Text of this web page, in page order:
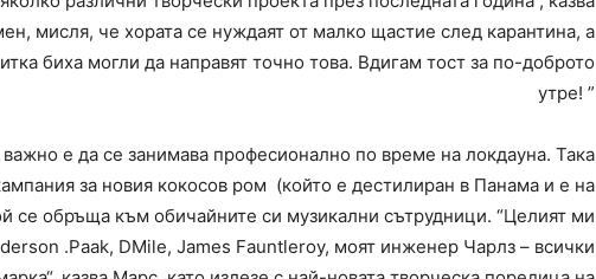
мисля, че хората се нуждаят от малко щастие след карантина, а
биха могли да направят точно това. Вдигам тост за по-доброто
утре! ”
е да се занимава професионално по време на локдауна. Така
за новия кокосов ром (който е дестилиран в Панама и е на
се обръща към обичайните си музикални сътрудници. “Целият ми
.Paak, DMile, James Fauntleroy, моят инженер Чарлз – всички